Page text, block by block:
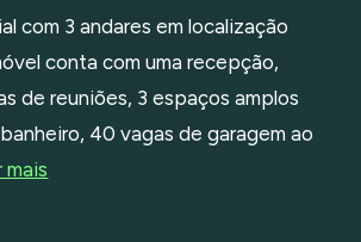
com 3 andares em localização
conta com uma recepção,
de reuniões, 3 espaços amplos
40 vagas de garagem ao
mais